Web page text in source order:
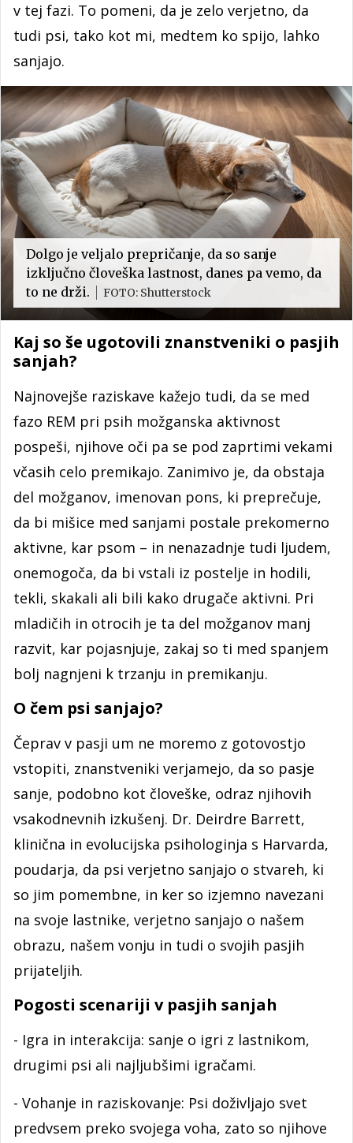
v tej fazi. To pomeni, da je zelo verjetno, da
tudi psi, tako kot mi, medtem ko spijo, lahko
sanjajo.
Dolgo je veljalo prepričanje, da so sanje
izključno človeška lastnost, danes pa vemo, da
to ne drži.
FOTO: Shutterstock
Kaj so še ugotovili znanstveniki o pasjih
sanjah?
Najnovejše raziskave kažejo tudi, da se med
fazo REM pri psih možganska aktivnost
pospeši, njihove oči pa se pod zaprtimi vekami
včasih celo premikajo. Zanimivo je, da obstaja
del možganov, imenovan pons, ki preprečuje,
da bi mišice med sanjami postale prekomerno
aktivne, kar psom – in nenazadnje tudi ljudem,
onemogoča, da bi vstali iz postelje in hodili,
tekli, skakali ali bili kako drugače aktivni. Pri
mladičih in otrocih je ta del možganov manj
razvit, kar pojasnjuje, zakaj so ti med spanjem
bolj nagnjeni k trzanju in premikanju.
O čem psi sanjajo?
Čeprav v pasji um ne moremo z gotovostjo
vstopiti, znanstveniki verjamejo, da so pasje
sanje, podobno kot človeške, odraz njihovih
vsakodnevnih izkušenj. Dr. Deirdre Barrett,
klinična in evolucijska psihologinja s Harvarda,
poudarja, da psi verjetno sanjajo o stvareh, ki
so jim pomembne, in ker so izjemno navezani
na svoje lastnike, verjetno sanjajo o našem
obrazu, našem vonju in tudi o svojih pasjih
prijateljih.
Pogosti scenariji v pasjih sanjah
- Igra in interakcija: sanje o igri z lastnikom,
drugimi psi ali najljubšimi igračami.
- Vohanje in raziskovanje: Psi doživljajo svet
predvsem preko svojega voha, zato so njihove